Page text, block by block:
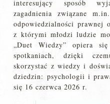
interesujący sposób
zagadnienia związane
odpowiedzialności prawnej
z którymi młodzi ludzie
„Duet Wiedzy” opiera
spotkaniach, dzięki
skorzystać z wiedzy i
dziedzin: psychologii i
się 16 czerwca 2026 r.